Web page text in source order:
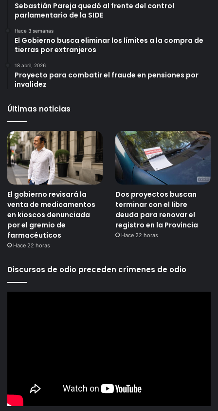
Sebastián Pareja quedó al frente del control
parlamentario de la SIDE
Hace 3 semanas
El Gobierno busca eliminar los límites a la compra de
tierras por extranjeros
18 abril, 2026
Proyecto para combatir el fraude en pensiones por
invalidez
Últimas noticias
El gobierno revisará la
venta de medicamentos
en kioscos denunciada
por el gremio de
farmacéuticos
Hace 22 horas
Dos proyectos buscan
terminar con el libre
deuda para renovar el
registro en la Provincia
Hace 22 horas
Discursos de odio preceden crímenes de odio